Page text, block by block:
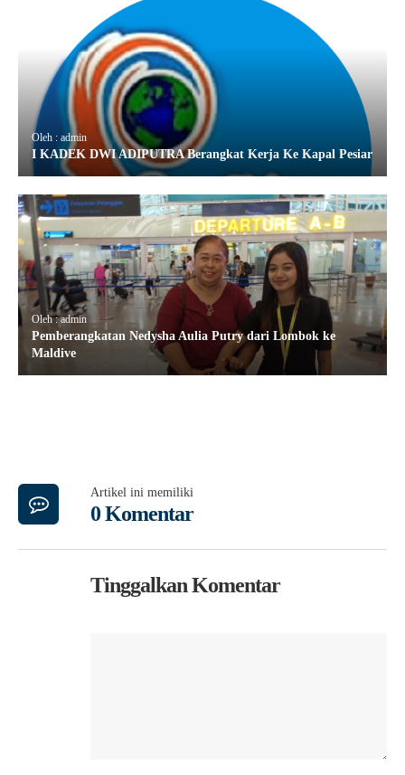
Oleh : admin
I KADEK DWI ADIPUTRA Berangkat Kerja Ke Kapal Pesiar
Oleh : admin
Pemberangkatan Nedysha Aulia Putry dari Lombok ke
Maldive
Artikel ini memiliki
0 Komentar
Tinggalkan Komentar